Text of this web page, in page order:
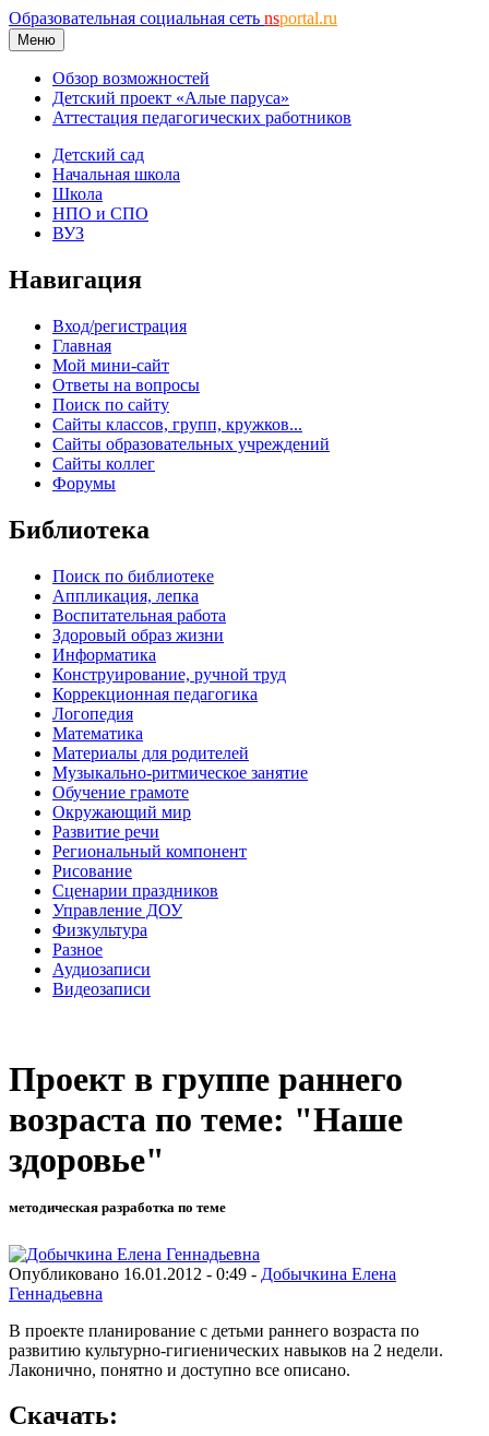
Образовательная социальная сеть nsportal.ru
Меню
Обзор возможностей
Детский проект «Алые паруса»
Аттестация педагогических работников
Детский сад
Начальная школа
Школа
НПО и СПО
ВУЗ
Навигация
Вход/регистрация
Главная
Мой мини-сайт
Ответы на вопросы
Поиск по сайту
Сайты классов, групп, кружков...
Сайты образовательных учреждений
Сайты коллег
Форумы
Библиотека
Поиск по библиотеке
Аппликация, лепка
Воспитательная работа
Здоровый образ жизни
Информатика
Конструирование, ручной труд
Коррекционная педагогика
Логопедия
Математика
Материалы для родителей
Музыкально-ритмическое занятие
Обучение грамоте
Окружающий мир
Развитие речи
Региональный компонент
Рисование
Сценарии праздников
Управление ДОУ
Физкультура
Разное
Аудиозаписи
Видеозаписи
Проект в группе раннего
возраста по теме: "Наше
здоровье"
методическая разработка по теме
Опубликовано 16.01.2012 - 0:49 - Добычкина Елена
Геннадьевна
В проекте планирование с детьми раннего возраста по
развитию культурно-гигиенических навыков на 2 недели.
Лаконично, понятно и доступно все описано.
Скачать: